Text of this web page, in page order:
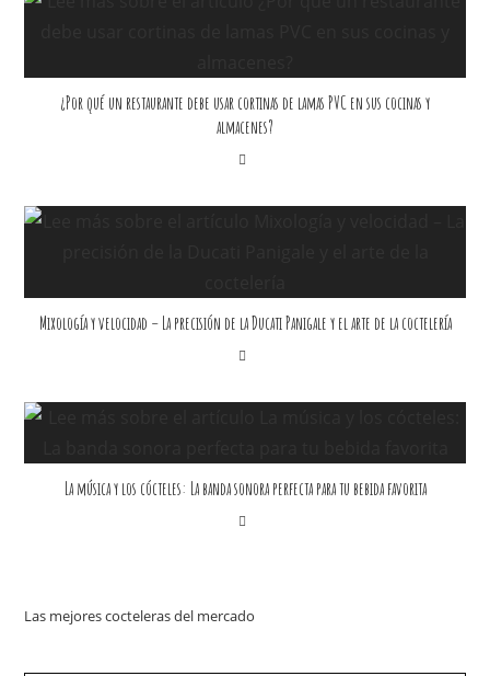
¿Por qué un restaurante debe usar cortinas de lamas PVC en sus cocinas y
almacenes?
Mixología y velocidad – La precisión de la Ducati Panigale y el arte de la coctelería
La música y los cócteles: La banda sonora perfecta para tu bebida favorita
Las mejores cocteleras del mercado